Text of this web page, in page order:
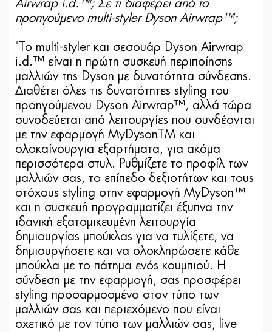
Airwrap i.d.™; Σε τι διαφέρει από το
προηγούμενο multi-styler Dyson Airwrap™;
"Το multi-styler και σεσουάρ Dyson Airwrap
i.d.™ είναι η πρώτη συσκευή περιποίησης
μαλλιών της Dyson με δυνατότητα σύνδεσης.
Διαθέτει όλες τις δυνατότητες styling του
προηγούμενου Dyson Airwrap™, αλλά τώρα
συνοδεύεται από λειτουργίες που συνδέονται
με την εφαρμογή MyDysonTM και
ολοκαίνουργια εξαρτήματα, για ακόμα
περισσότερα στυλ. Ρυθμίζετε το προφίλ των
μαλλιών σας, το επίπεδο δεξιοτήτων και τους
στόχους styling στην εφαρμογή MyDyson™
και η συσκευή προγραμματίζει έξυπνα την
ιδανική εξατομικευμένη λειτουργία
δημιουργίας μπούκλας για να τυλίξετε, να
δημιουργήσετε και να ολοκληρώσετε κάθε
μπούκλα με το πάτημα ενός κουμπιού. Η
σύνδεση με την εφαρμογή, σας προσφέρει
styling προσαρμοσμένο στον τύπο των
μαλλιών σας και περιεχόμενο που είναι
σχετικό με τον τύπο των μαλλιών σας, live